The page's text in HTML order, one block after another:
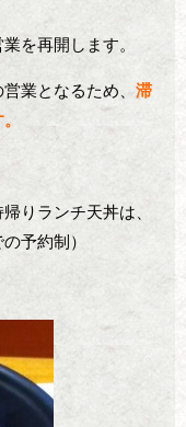
を再開します。
業となるため、滞
りランチ天丼は、
予約制）